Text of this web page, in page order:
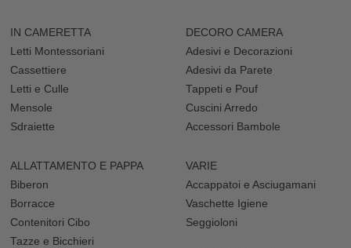
IN CAMERETTA
Letti Montessoriani
Cassettiere
Letti e Culle
Mensole
Sdraiette
DECORO CAMERA
Adesivi e Decorazioni
Adesivi da Parete
Tappeti e Pouf
Cuscini Arredo
Accessori Bambole
ALLATTAMENTO E PAPPA
Biberon
Borracce
Contenitori Cibo
Tazze e Bicchieri
VARIE
Accappatoi e Asciugamani
Vaschette Igiene
Seggioloni